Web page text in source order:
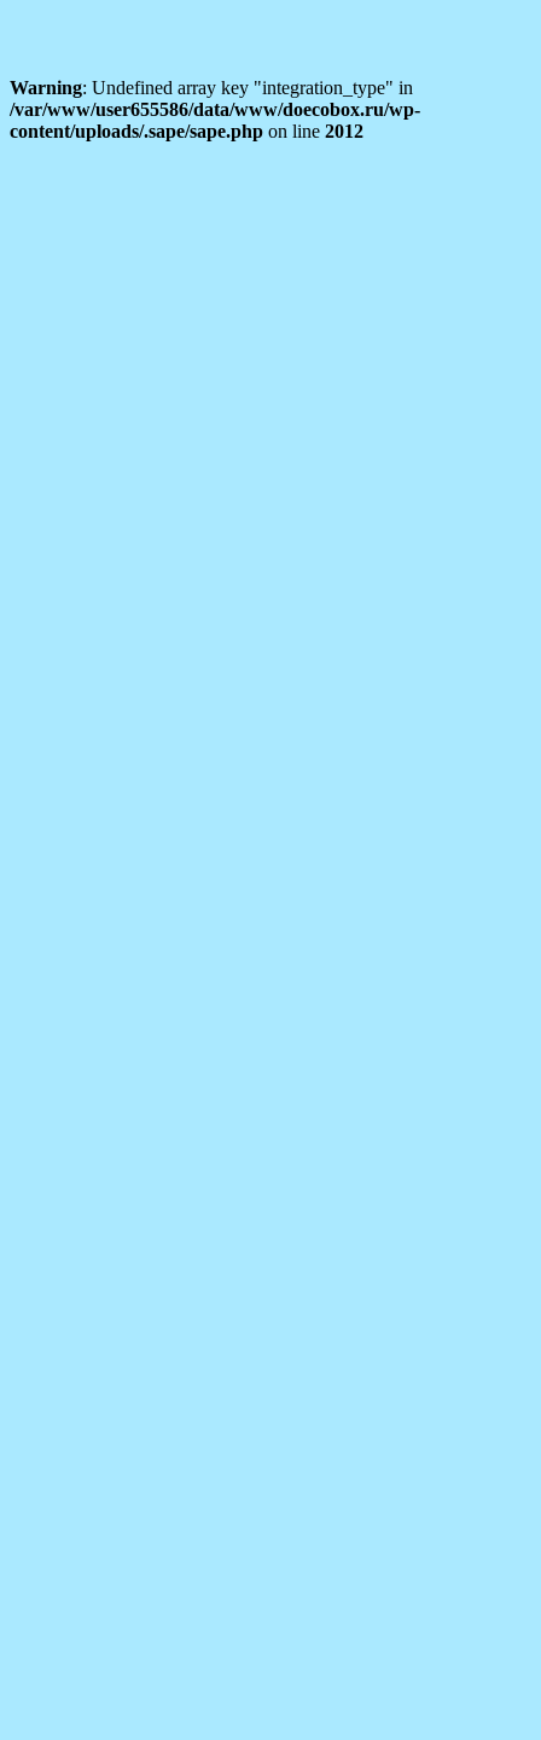
Warning: Undefined array key "integration_type" in
/var/www/user655586/data/www/doecobox.ru/wp-
content/uploads/.sape/sape.php on line 2012